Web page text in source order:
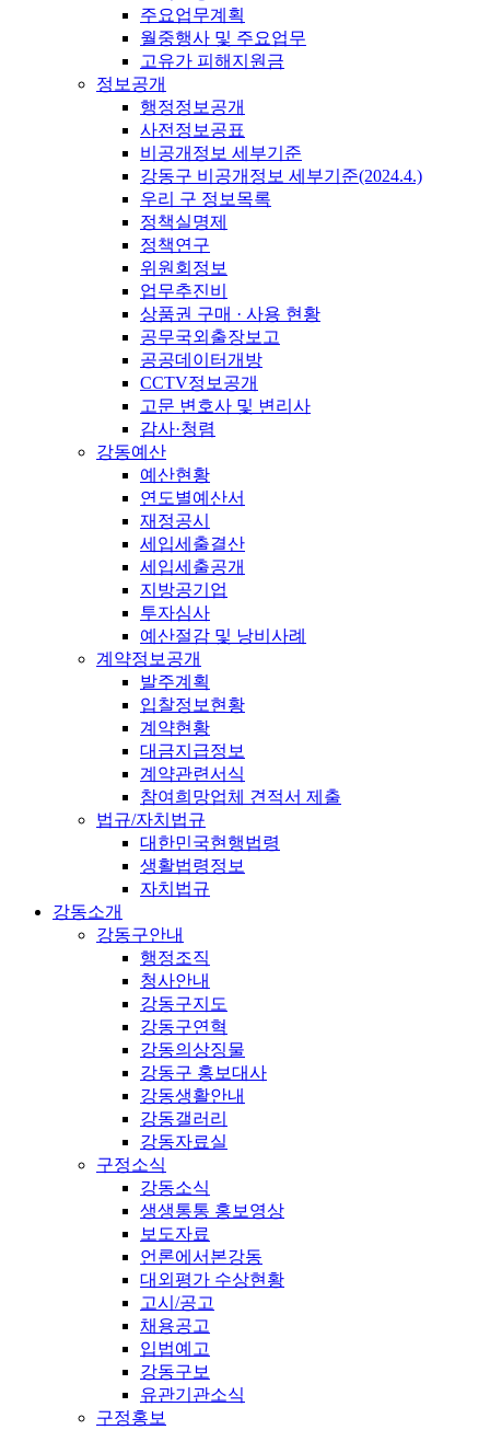
주요업무계획
월중행사 및 주요업무
고유가 피해지원금
정보공개
행정정보공개
사전정보공표
비공개정보 세부기준
강동구 비공개정보 세부기준(2024.4.)
우리 구 정보목록
정책실명제
정책연구
위원회정보
업무추진비
상품권 구매 · 사용 현황
공무국외출장보고
공공데이터개방
CCTV정보공개
고문 변호사 및 변리사
감사·청렴
강동예산
예산현황
연도별예산서
재정공시
세입세출결산
세입세출공개
지방공기업
투자심사
예산절감 및 낭비사례
계약정보공개
발주계획
입찰정보현황
계약현황
대금지급정보
계약관련서식
참여희망업체 견적서 제출
법규/자치법규
대한민국현행법령
생활법령정보
자치법규
강동소개
강동구안내
행정조직
청사안내
강동구지도
강동구연혁
강동의상징물
강동구 홍보대사
강동생활안내
강동갤러리
강동자료실
구정소식
강동소식
생생통통 홍보영상
보도자료
언론에서본강동
대외평가 수상현황
고시/공고
채용공고
입법예고
강동구보
유관기관소식
구정홍보